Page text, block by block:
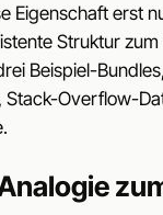
Eigenschaft erst
Struktur
Beispiel-
Overflow-